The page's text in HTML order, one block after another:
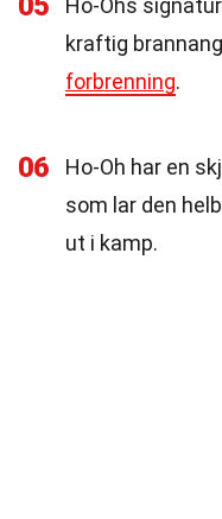
Ho-Ohs
kraftig
forbrenning.
06
Ho-Oh har en
som lar den
ut i kamp.